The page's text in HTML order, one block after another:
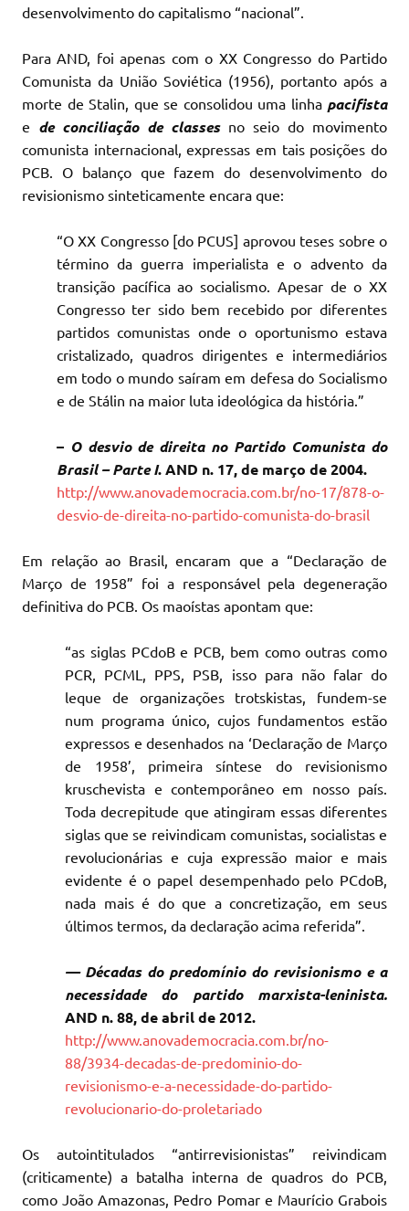
desenvolvimento do capitalismo “nacional”.
Para AND, foi apenas com o XX Congresso do Partido
Comunista da União Soviética (1956), portanto após a
morte de Stalin, que se consolidou uma linha pacifista
e de conciliação de classesno seio do movimento
comunista internacional, expressas em tais posições do
PCB. O balanço que fazem do desenvolvimento do
revisionismo sinteticamente encara que:
“O XX Congresso [do PCUS] aprovou teses sobre o
término da guerra imperialista e o advento da
transição pacífica ao socialismo. Apesar de o XX
Congresso ter sido bem recebido por diferentes
partidos comunistas onde o oportunismo estava
cristalizado, quadros dirigentes e intermediários
em todo o mundo saíram em defesa do Socialismo
e de Stálin na maior luta ideológica da história.”
– O desvio de direita no Partido Comunista do
Brasil – Parte I. AND n. 17, de março de 2004.
http://www.anovademocracia.com.br/no-17/878-o-
desvio-de-direita-no-partido-comunista-do-brasil
Em relação ao Brasil, encaram que a “Declaração de
Março de 1958” foi a responsável pela degeneração
definitiva do PCB. Os maoístas apontam que:
“as siglas PCdoB e PCB, bem como outras como
PCR, PCML, PPS, PSB, isso para não falar do
leque de organizações trotskistas, fundem-se
num programa único, cujos fundamentos estão
expressos e desenhados na ‘Declaração de Março
de 1958’, primeira síntese do revisionismo
kruschevista e contemporâneo em nosso país.
Toda decrepitude que atingiram essas diferentes
siglas que se reivindicam comunistas, socialistas e
revolucionárias e cuja expressão maior e mais
evidente é o papel desempenhado pelo PCdoB,
nada mais é do que a concretização, em seus
últimos termos, da declaração acima referida”.
— Décadas do predomínio do revisionismo e a
necessidade do partido marxista-leninista.
AND n. 88, de abril de 2012.
http://www.anovademocracia.com.br/no-
88/3934-decadas-de-predominio-do-
revisionismo-e-a-necessidade-do-partido-
revolucionario-do-proletariado
Os autointitulados “antirrevisionistas” reivindicam
(criticamente) a batalha interna de quadros do PCB,
como João Amazonas, Pedro Pomar e Maurício Grabois